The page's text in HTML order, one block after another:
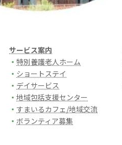
サービス案内
・特別養護老人ホーム
・ ショートステイ
・ デイサービス
・地域包括支援センター
・すまいるカフェ/地域交流
・ボランティア募集